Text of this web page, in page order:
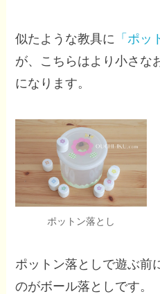
似たような教具に 「ポッ
が、こちらはより小さな
になります。
ポットン落とし
ポットン落としで遊ぶ前
のがボール落としです。